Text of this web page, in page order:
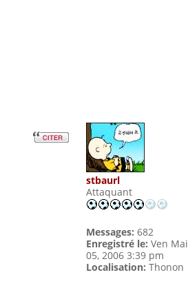
stbaurl
Attaquant
Messages: 682
Enregistré le: Ven Mai
05, 2006 3:39 pm
Localisation: Thonon